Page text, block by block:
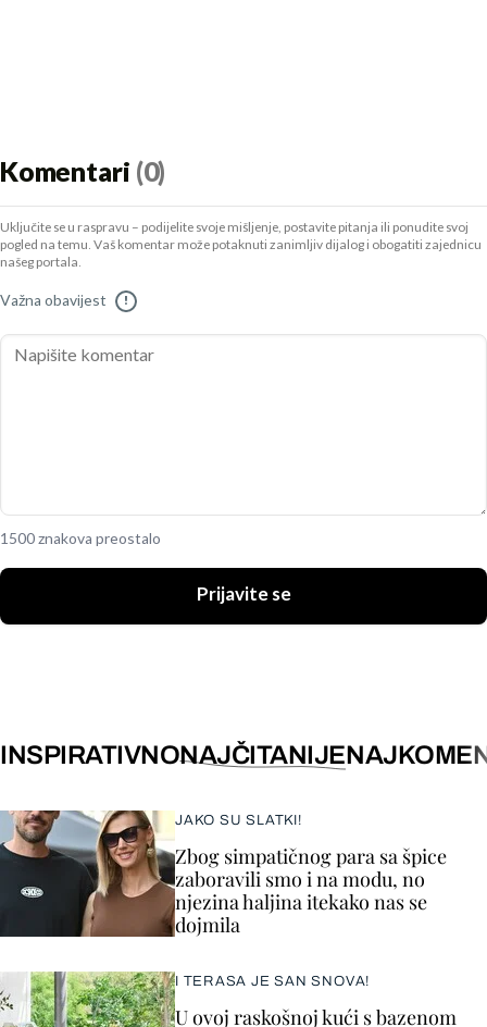
Komentari (0)
Uključite se u raspravu – podijelite svoje mišljenje, postavite pitanja ili ponudite svoj
pogled na temu. Vaš komentar može potaknuti zanimljiv dijalog i obogatiti zajednicu
našeg portala.
Važna obavijest !
1500 znakova preostalo
Prijavite se
INSPIRATIVNONAJČITANIJE
JAKO SU SLATKI!
Zbog simpatičnog para sa špice
zaboravili smo i na modu, no
njezina haljina itekako nas se
dojmila
I TERASA JE SAN SNOVA!
U ovoj raskošnoj kući s bazenom